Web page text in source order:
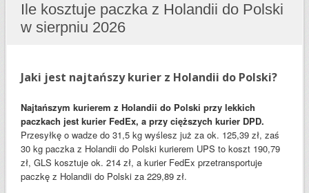
Ile kosztuje paczka z Holandii do Polski
w sierpniu 2026
Jaki jest najtańszy kurier z Holandii do Polski?
Najtańszym kurierem z Holandii do Polski przy lekkich
paczkach jest kurier FedEx, a przy cięższych kurier DPD.
Przesyłkę o wadze do 31,5 kg wyślesz już za ok. 125,39 zł, zaś
30 kg paczka z Holandii do Polski kurierem UPS to koszt 190,79
zł, GLS kosztuje ok. 214 zł, a kurier FedEx przetransportuje
paczkę z Holandii do Polski za 229,89 zł.